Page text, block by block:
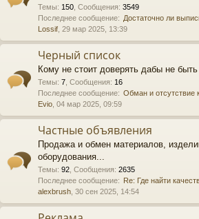
Темы: 150 Сообщения: 3549
Последнее сообщение: Достаточно ли
Lossif , 29 мар 2025, 13:39
Черный список
Кому не стоит доверять дабы не
Темы: 7 Сообщения: 16
Последнее сообщение: Обман и отсутствие
Evio , 04 мар 2025, 09:59
Частные объявления
Продажа и обмен материалов,
оборудования...
Темы: 92 Сообщения: 2635
Последнее сообщение: Re: Где найти
alexbrush , 30 сен 2025, 14:54